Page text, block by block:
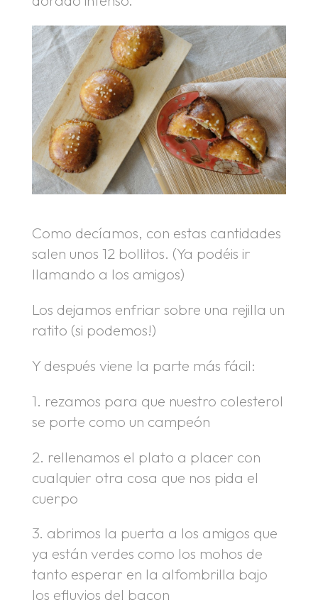
Como decíamos, con estas cantidades
salen unos 12 bollitos. (Ya podéis ir
llamando a los amigos)
Los dejamos enfriar sobre una rejilla un
ratito (si podemos!)
Y después viene la parte más fácil:
1. rezamos para que nuestro colesterol
se porte como un campeón
2. rellenamos el plato a placer con
cualquier otra cosa que nos pida el
cuerpo
3. abrimos la puerta a los amigos que
ya están verdes como los mohos de
tanto esperar en la alfombrilla bajo
los efluvios del bacon